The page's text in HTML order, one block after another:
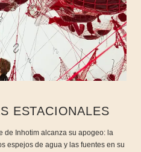
ESTACIONALES
de Inhotim alcanza su apogeo: la
espejos de agua y las fuentes en su